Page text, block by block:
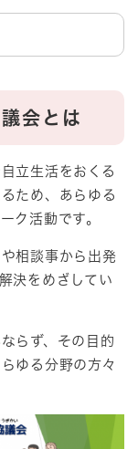
会とは
立生活をおくる
ため、あらゆる
ク活動です。
相談事から出発
決をめざしてい
らず、その目的
ゆる分野の方々